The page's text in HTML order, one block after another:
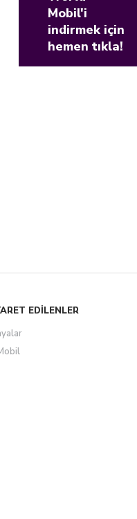
Mobil'i
indirmek için
hemen tıkla!
EDİLENLER